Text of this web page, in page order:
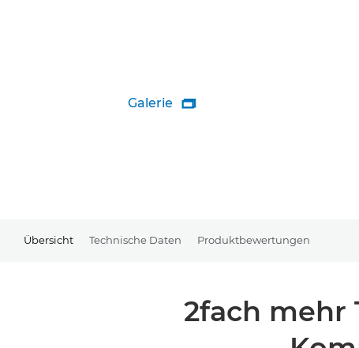
Galerie 
Übersicht Technische Daten Produktbewertungen
2fach mehr